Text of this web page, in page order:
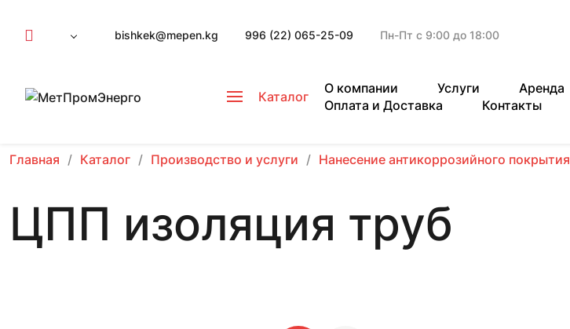
bishkek@mepen.kg 996 (22) 065-25-09 Пн-Пт с 9:00 до 18:00
Каталог
О компании Услуги
Аренда
Оплата и Доставка
Контакты
Главная Каталог Производство и услуги Нанесение антикоррозийного покрытия
ЦПП изоляция труб